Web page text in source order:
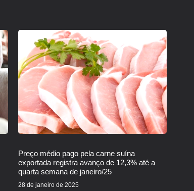
Preço médio pago pela carne suína
exportada registra avanço de 12,3% até a
quarta semana de janeiro/25
28 de janeiro de 2025